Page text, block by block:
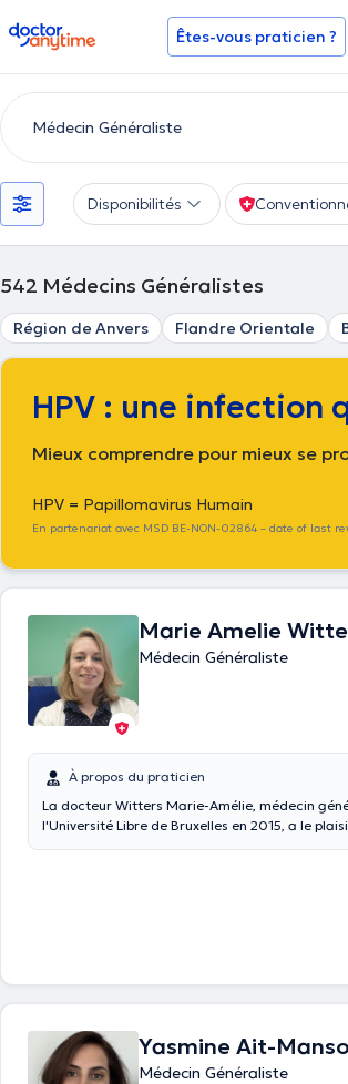
doctoranytime Êtes-vous praticien ?
Disponibilités
542 Médecins Généralistes
Région de Anvers Flandre Orientale
HPV : une infection
Mieux comprendre pour mieux se
HPV = Papillomavirus Humain
En partenariat avec MSD BE-NON-02864 – date of last
Marie Amelie
Médecin Généraliste
À propos du praticien
La docteur Witters Marie-Amélie, médecin
l'Université Libre de Bruxelles en 2015, a le
Yasmine Ait-
Médecin Généraliste